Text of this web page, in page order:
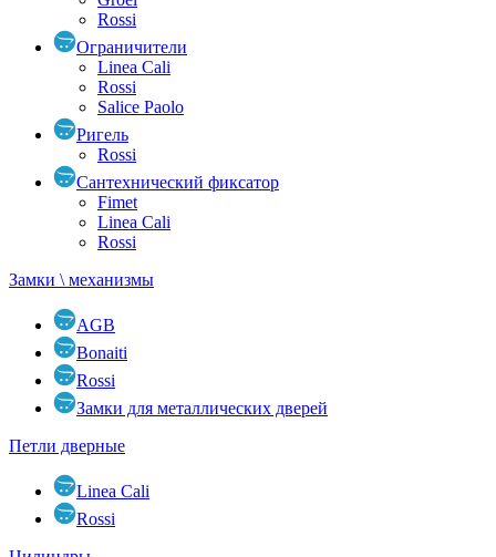
Rossi
Ограничители
Linea Cali
Rossi
Salice Paolo
Ригель
Rossi
Сантехнический фиксатор
Fimet
Linea Cali
Rossi
Замки \ механизмы
AGB
Bonaiti
Rossi
Замки для металлических дверей
Петли дверные
Linea Cali
Rossi